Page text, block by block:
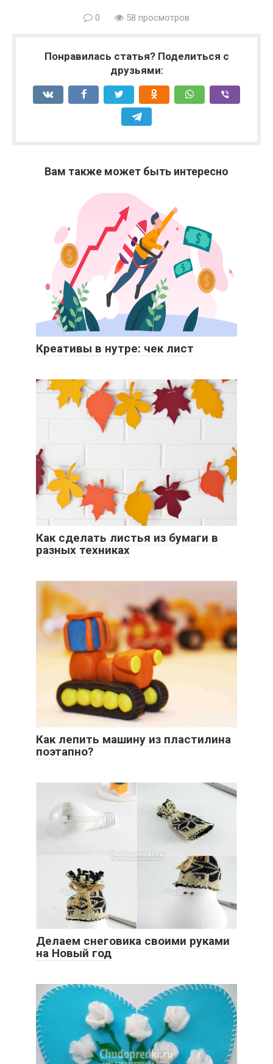
0 58 просмотров
Понравилась статья? Поделиться с
друзьями:
Вам также может быть интересно
Креативы в нутре: чек лист
Как сделать листья из бумаги в
разных техниках
Как лепить машину из пластилина
поэтапно?
Делаем снеговика своими руками
на Новый год